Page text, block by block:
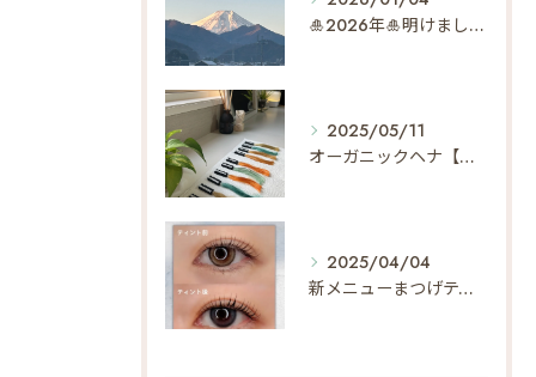
🎍2026年🎍明けましておめでとうございます✨
2025/05/11
オーガニックヘナ【天然100%ヘナ】でヘアメンテナンス🌿【植物の力で最短40分で染まる】
2025/04/04
新メニューまつげティントって…⁇👀